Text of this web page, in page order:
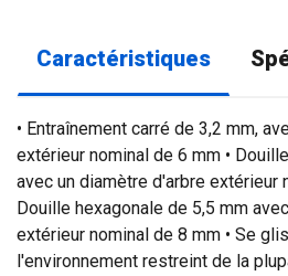
Caractéristiques
• Entraînement carré de 3,2 mm,
extérieur nominal de 6 mm •
avec un diamètre d'arbre extérieur
Douille hexagonale de 5,5 mm
extérieur nominal de 8 mm • Se
l'environnement restreint de la